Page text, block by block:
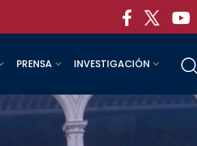
PRENSA INVESTIGACIÓN